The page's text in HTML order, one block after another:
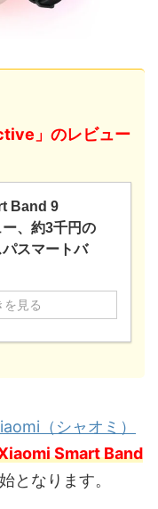
」のレビュー
Band 9
、約3千円の
スマートバ
を見る
（シャオミ）
Smart Band
となります。